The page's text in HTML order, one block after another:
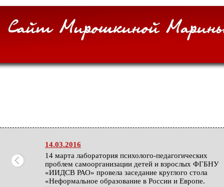
14.03.2016
14 марта лаборатория психолого-педагогических
проблем самоорганизации детей и взрослых ФГБНУ
«ИИДСВ РАО» провела заседание круглого стола
«Неформальное образование в России и Европе.